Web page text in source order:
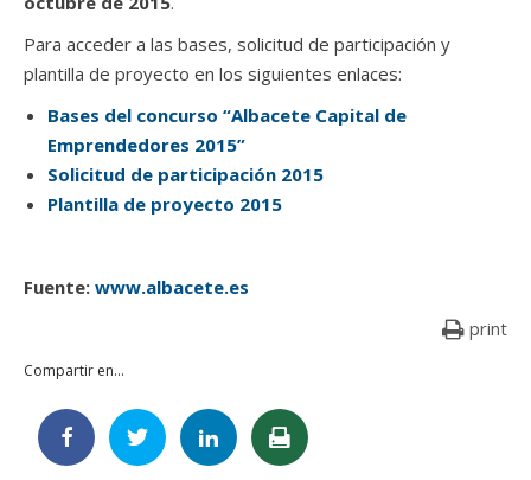
Para acceder a las bases, solicitud de participación y
plantilla de proyecto en los siguientes enlaces:
Bases del concurso “Albacete Capital de
Emprendedores 2015”
Solicitud de participación 2015
Plantilla de proyecto 2015
Fuente: www.albacete.es
print
Compartir en...